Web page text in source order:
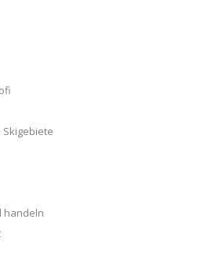
handeln